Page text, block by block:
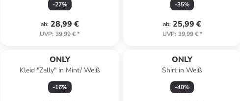
-27%
ab: 28,99 €
UVP: 39,99 €*
-35%
ab: 25,99 €
UVP: 39,99 €*
ONLY
Kleid "Zally" in Mint/ Weiß
-16%
ONLY
Shirt in Weiß
-40%